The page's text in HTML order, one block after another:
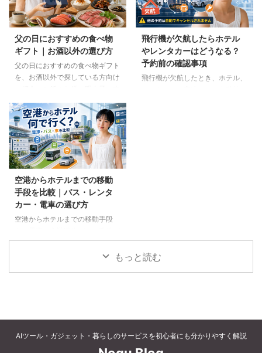
父の日におすすめの食べ物
ギフト｜お酒以外の選び方
父の日におすすめの食べ物ギフト
を、お酒以外で探している方向け
など、父の好みに合わせた選び方
と注意点を解説します。
飛行機が欠航したらホテル
やレンタカーはどうなる？
予約前の確認事項
飛行機が欠航したとき、ホテル、
空港からホテルまでの移動
手段を比較｜バス・レンタ
カー・電車の選び方
空港からホテルまでの移動手段
ス、タクシー、レンタカーで比較
します。料金、荷物、人数、到着もっと読む
AIツール・ガジェット・暮らしのサービスを初心者にも分かりやすく解説